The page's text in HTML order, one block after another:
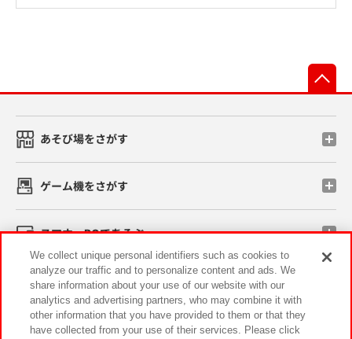
あそび場をさがす
ゲーム機をさがす
スマホ・PCであそぶ
イベント・キャンペーン
We collect unique personal identifiers such as cookies to
analyze our traffic and to personalize content and ads. We
share information about your use of our website with our
analytics and advertising partners, who may combine it with
other information that you have provided to them or that they
have collected from your use of their services. Please click